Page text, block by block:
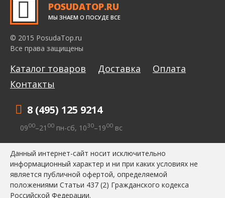
POSUDATOP.RU
МЫ ЗНАЕМ О ПОСУДЕ ВСЕ
© 2015 PosudaTop.ru
Все права защищены
Каталог товаров Доставка
Оплата
Контакты
8 (495) 125 9214
0900–21 00 пн-сб, 1030–1900 вс
Данный интернет-сайт носит исключительно
информационный характер и ни при каких условиях не
является публичной офертой, определяемой
положениями Статьи 437 (2) Гражданского кодекса
Российской Федерации.